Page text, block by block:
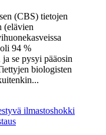
(CBS) tietojen
(elävien
94 %
se pysyi pääosin
biologisten